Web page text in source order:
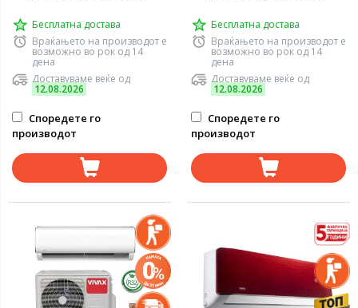
Бесплатна достава
Враќањето на производот е
возможно во рок од 14
дена
Доставуваме веќе од
12.08.2026
Споредете го
производот
Бесплатна достава
Враќањето на производот е
возможно во рок од 14
дена
Доставуваме веќе од
12.08.2026
Споредете го
производот